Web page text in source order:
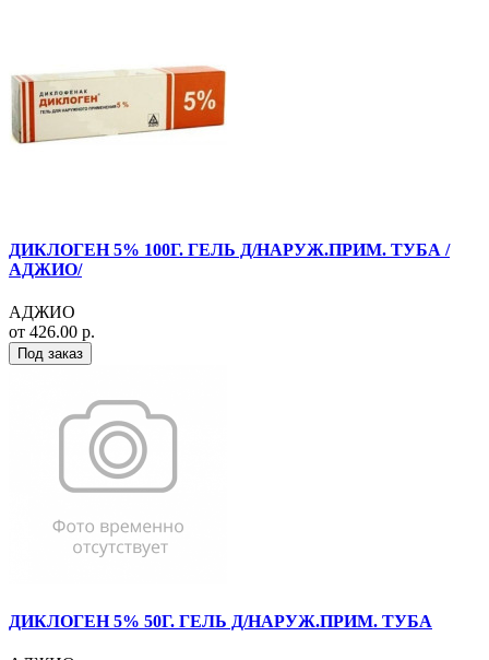
ДИКЛОГЕН 5% 100Г. ГЕЛЬ Д/НАРУЖ.ПРИМ. ТУБА /
АДЖИО/
АДЖИО
от 426.00 р.
Под заказ
ДИКЛОГЕН 5% 50Г. ГЕЛЬ Д/НАРУЖ.ПРИМ. ТУБА